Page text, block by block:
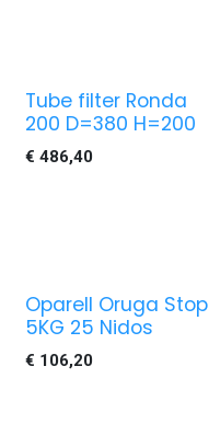
Tube filter Ronda
200 D=380 H=200
€ 486,40
Oparell Oruga Stop
5KG 25 Nidos
€ 106,20